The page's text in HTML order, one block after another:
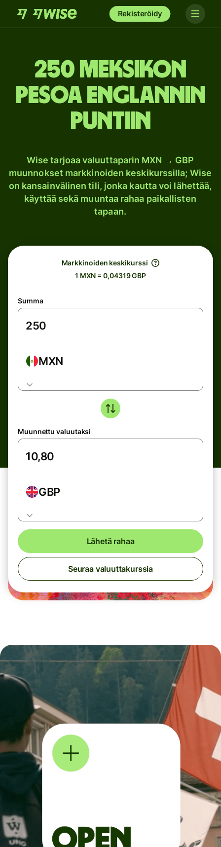
Rekisteröidy
250 Meksikon
pesoa Englannin
puntiin
Wise tarjoaa valuuttaparin MXN → GBP
muunnokset markkinoiden keskikurssilla; Wise
on kansainvälinen tili, jonka kautta voi lähettää,
käyttää sekä muuntaa rahaa paikallisten
tapaan.
Markkinoiden keskikurssi
1 MXN = 0,04319 GBP
Summa
MXN
Muunnettu valuutaksi
GBP
Lähetä rahaa
Seuraa valuuttakurssia